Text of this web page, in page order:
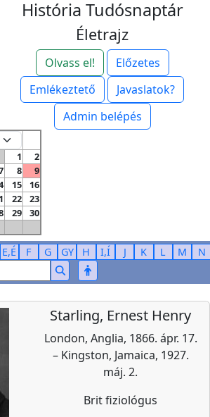
História Tudósnaptár
Életrajz
Olvass el!
Előzetes
Emlékeztető
Javaslatok?
Admin belépés
1
2
8
9
15
16
22
23
29
30
E,É F G GY H I,Í J K L M
N
Starling, Ernest Henry
London, Anglia, 1866. ápr. 17.
– Kingston, Jamaica, 1927.
máj. 2.
Brit fiziológus